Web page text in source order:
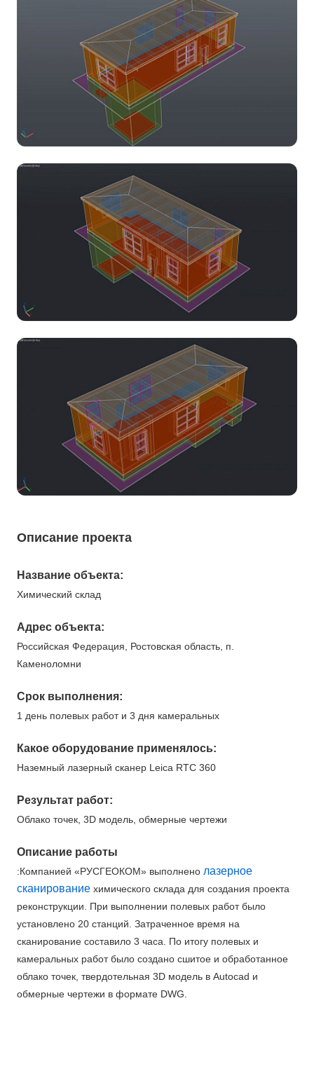
Описание проекта
Название объекта:
Химический склад
Адрес объекта:
Российская Федерация, Ростовская область, п.
Каменоломни
Срок выполнения:
1 день полевых работ и 3 дня камеральных
Какое оборудование применялось:
Наземный лазерный сканер Leica RTC 360
Результат работ:
Облако точек, 3D модель, обмерные чертежи
Описание работы
:Компанией «РУСГЕОКОМ» выполнено лазерное
сканирование химического склада для создания проекта
реконструкции. При выполнении полевых работ было
установлено 20 станций. Затраченное время на
сканирование составило 3 часа. По итогу полевых и
камеральных работ было создано сшитое и обработанное
облако точек, твердотельная 3D модель в Autocad и
обмерные чертежи в формате DWG.